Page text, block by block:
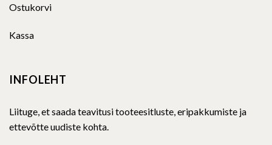
Ostukorvi
Kassa
INFOLEHT
Liituge, et saada teavitusi tooteesitluste, eripakkumiste ja
ettevõtte uudiste kohta.